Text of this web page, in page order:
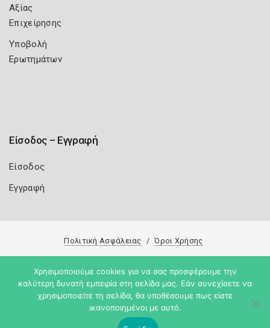
Αξίας
Επιχείρησης
Υποβολή
Ερωτημάτων
Είσοδος – Εγγραφή
Είσοδος
Εγγραφή
Πολιτική Ασφάλειας Όροι Χρήσης
Copyright 2026 Knowledge A.E.
Χρησιμοποιούμε cookies για να σας προσφέρουμε την
καλύτερη δυνατή εμπειρία στη σελίδα μας. Εάν συνεχίσετε να
χρησιμοποιείτε τη σελίδα, θα υποθέσουμε πως είστε
ικανοποιημένοι με αυτό.